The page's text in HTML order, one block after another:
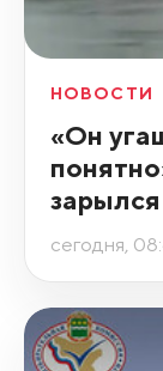
НОВОСТИ
«Он
сегодня,